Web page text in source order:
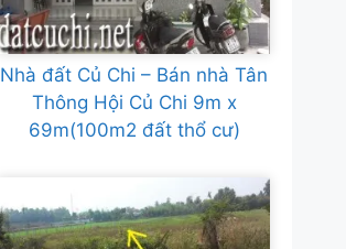
Nhà đất Củ Chi – Bán nhà Tân
Thông Hội Củ Chi 9m x
69m(100m2 đất thổ cư)